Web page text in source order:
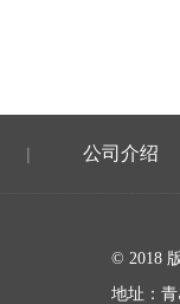
| 公司介绍
© 2018
地址：